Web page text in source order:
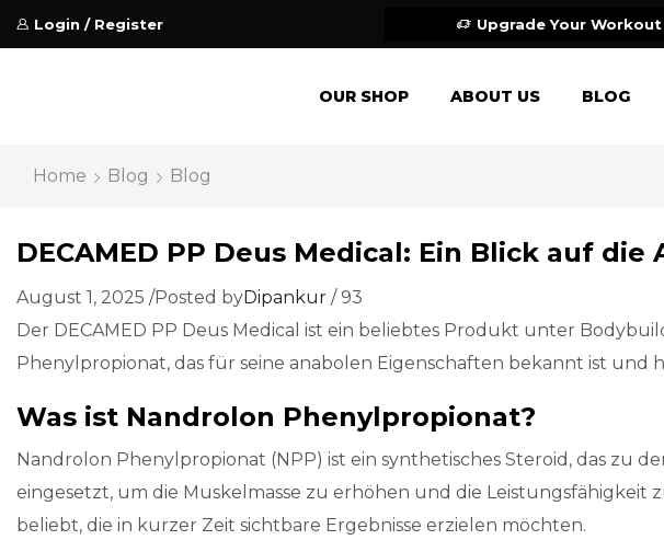
Login / Register Upgrade Your
OUR SHOP ABOUT US BLOG
Home Blog Blog
DECAMED PP Deus Medical: Ein Blick auf
August 1, 2025 /Posted byDipankur / 93
Der DECAMED PP Deus Medical ist ein beliebtes Produkt unter
Phenylpropionat, das für seine anabolen Eigenschaften bekannt ist
Was ist Nandrolon Phenylpropionat?
Nandrolon Phenylpropionat (NPP) ist ein synthetisches Steroid, das zu
eingesetzt, um die Muskelmasse zu erhöhen und die Leistungsfähigkeit
beliebt, die in kurzer Zeit sichtbare Ergebnisse erzielen möchten.